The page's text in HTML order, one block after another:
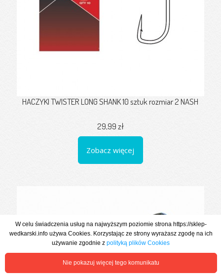
HACZYKI TWISTER LONG SHANK 10 sztuk rozmiar 2 NASH
29,99 zł
Zobacz więcej
W celu świadczenia usług na najwyższym poziomie strona https://sklep-
wedkarski.info używa Cookies. Korzystając ze strony wyrażasz zgodę na ich
używanie zgodnie zpolityką plików Cookies
Nie pokazuj więcej tego komunikatu